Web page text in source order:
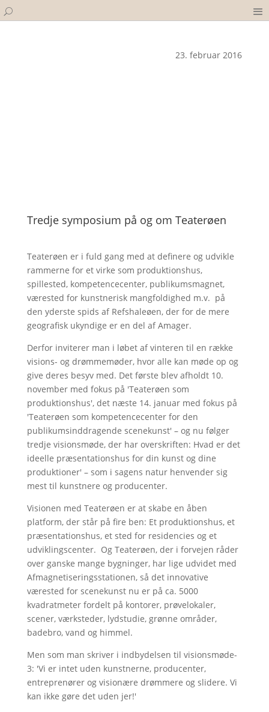
23. februar 2016
Tredje symposium på og om Teaterøen
Teaterøen er i fuld gang med at definere og udvikle
rammerne for et virke som produktionshus,
spillested, kompetencecenter, publikumsmagnet,
værested for kunstnerisk mangfoldighed m.v. på
den yderste spids af Refshaleøen, der for de mere
geografisk ukyndige er en del af Amager.
Derfor inviterer man i løbet af vinteren til en række
visions- og drømmemøder, hvor alle kan møde op og
give deres besyv med. Det første blev afholdt 10.
november med fokus på 'Teaterøen som
produktionshus', det næste 14. januar med fokus på
'Teaterøen som kompetencecenter for den
publikumsinddragende scenekunst' – og nu følger
tredje visionsmøde, der har overskriften: Hvad er det
ideelle præsentationshus for din kunst og dine
produktioner' – som i sagens natur henvender sig
mest til kunstnere og producenter.
Visionen med Teaterøen er at skabe en åben
platform, der står på fire ben: Et produktionshus, et
præsentationshus, et sted for residencies og et
udviklingscenter. Og Teaterøen, der i forvejen råder
over ganske mange bygninger, har lige udvidet med
Afmagnetiseringsstationen, så det innovative
værested for scenekunst nu er på ca. 5000
kvadratmeter fordelt på kontorer, prøvelokaler,
scener, værksteder, lydstudie, grønne områder,
badebro, vand og himmel.
Men som man skriver i indbydelsen til visionsmøde-
3: 'Vi er intet uden kunstnerne, producenter,
entreprenører og visionære drømmere og slidere. Vi
kan ikke gøre det uden jer!'